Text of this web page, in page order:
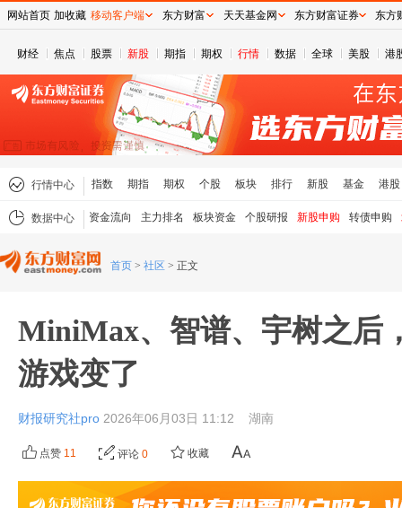
财经 焦点 股票 新股 期指 期权 行情 数据 全球 美股 港
行情中心 指数 期指 期权 个股 板块 排行 新股 基金 港股
数据中心 资金流向 主力排名 板块资金 个股研报 新股申购 转债申购
首页 > 社区 > 正文
MiniMax、智谱、宇树之后
游戏变了
财报研究社pro 2026年06月03日 11:12 湖南
点赞 11 评论 0 收藏
网站首页 加收藏 移动客户端 东方财富 天天基金网 东方财富证券 东方